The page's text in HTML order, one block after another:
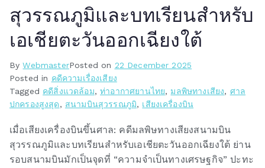
สุวรรณภูมิและบทเรียนสำหรับ
เอเชียตะวันออกเฉียงใต้
ByWebmasterPosted on 22 December 2025
Posted in คดีความเรื่องเสียง
Tagged คดีสิ่งแวดล้อม,ท่าอากาศยานไทย, มลพิษทางเสียง, ศาล
ปกครองสูงสุด, สนามบินสุวรรณภูมิ, เสียงเครื่องบิน
เมื่อเสียงเครื่องบินขึ้นศาล: คดีมลพิษทางเสียงสนามบิน
สุวรรณภูมิและบทเรียนสำหรับเอเชียตะวันออกเฉียงใต้ ย่าน
รอบสนามบินมักเป็นจุดที่ “ความจำเป็นทางเศรษฐกิจ” ปะทะ